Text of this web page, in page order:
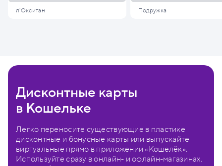
л'Окситан Подружка
Дисконтные карты
в Кошельке
Легко переносите существующие в пластике
дисконтные и бонусные карты или выпускайте
виртуальные прямо в приложении «Кошелёк».
Используйте сразу в онлайн- и офлайн-магазинах.